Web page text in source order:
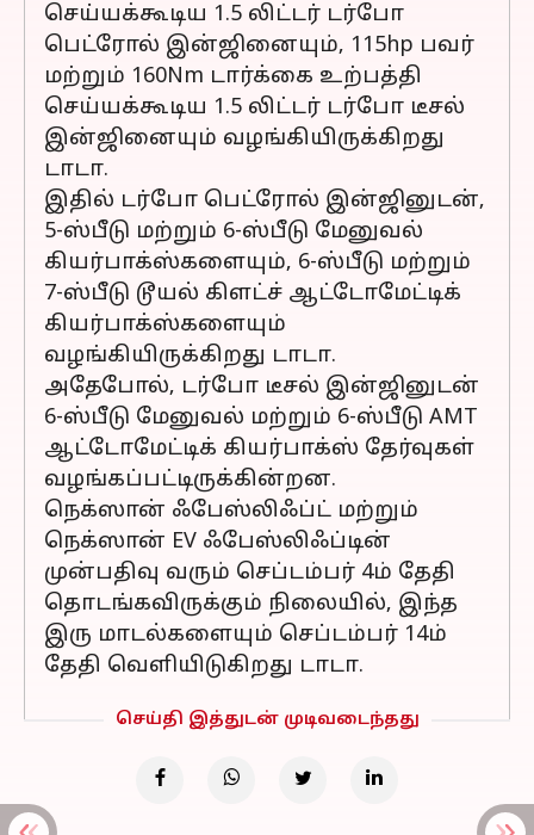
செய்யக்கூடிய 1.5 லிட்டர் டர்போ
பெட்ரோல் இன்ஜினையும், 115hp பவர்
மற்றும் 160Nm டார்க்கை உற்பத்தி
செய்யக்கூடிய 1.5 லிட்டர் டர்போ டீசல்
இன்ஜினையும் வழங்கியிருக்கிறது
டாடா.
இதில் டர்போ பெட்ரோல் இன்ஜினுடன்,
5-ஸ்பீடு மற்றும் 6-ஸ்பீடு மேனுவல்
கியர்பாக்ஸ்களையும், 6-ஸ்பீடு மற்றும்
7-ஸ்பீடு டூயல் கிளட்ச் ஆட்டோமேட்டிக்
கியர்பாக்ஸ்களையும்
வழங்கியிருக்கிறது டாடா.
அதேபோல், டர்போ டீசல் இன்ஜினுடன்
6-ஸ்பீடு மேனுவல் மற்றும் 6-ஸ்பீடு AMT
ஆட்டோமேட்டிக் கியர்பாக்ஸ் தேர்வுகள்
வழங்கப்பட்டிருக்கின்றன.
நெக்ஸான் ஃபேஸ்லிஃப்ட் மற்றும்
நெக்ஸான் EV ஃபேஸ்லிஃப்டின்
முன்பதிவு வரும் செப்டம்பர் 4ம் தேதி
தொடங்கவிருக்கும் நிலையில், இந்த
இரு மாடல்களையும் செப்டம்பர் 14ம்
தேதி வெளியிடுகிறது டாடா.
செய்தி இத்துடன் முடிவடைந்தது